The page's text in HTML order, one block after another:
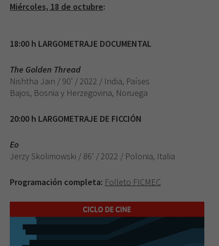
Miércoles, 18 de octubre:
18:00 h LARGOMETRAJE DOCUMENTAL
The Golden Thread
Nishtha Jain / 90’ / 2022 / India, Países
Bajos, Bosnia y Herzegovina, Noruega
20:00 h LARGOMETRAJE DE FICCIÓN
Eo
Jerzy Skolimowski / 86’ / 2022 / Polonia, Italia
Programación completa: Folleto FICMEC